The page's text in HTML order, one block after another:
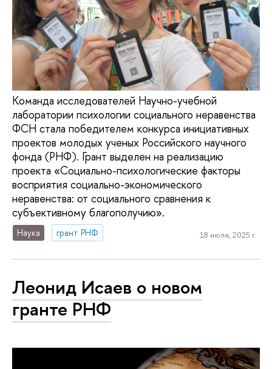
Команда исследователей Научно-учебной
лаборатории психологии социального неравенства
ФСН стала победителем конкурса инициативных
проектов молодых ученых Российского научного
фонда (РНФ). Грант выделен на реализацию
проекта «Социально-психологические факторы
восприятия социально-экономического
неравенства: от социального сравнения к
субъективному благополучию».
Наука грант РНФ 18 июля, 2025 г.
Леонид Исаев о новом
гранте РНФ